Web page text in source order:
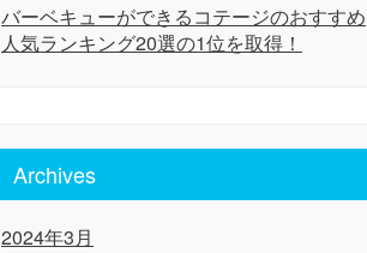
バーベキューができるコテージのおすすめ
人気ランキング20選の1位を取得！
Archives
2024年3月